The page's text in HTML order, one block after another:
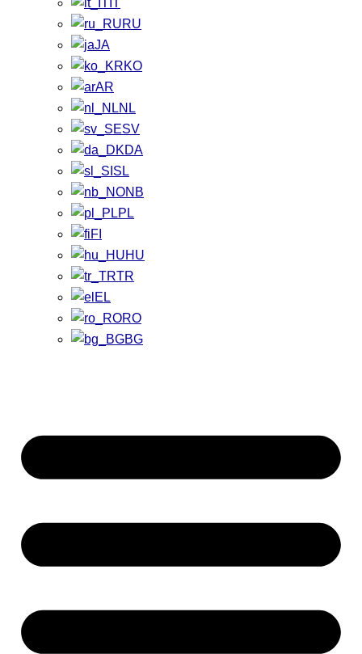
IT
RU
JA
KO
AR
NL
SV
DA
SL
NB
PL
FI
HU
TR
EL
RO
BG